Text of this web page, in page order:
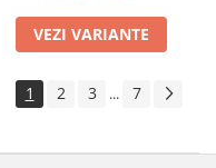
VEZI VARIANTE
1 2 3 ... 7